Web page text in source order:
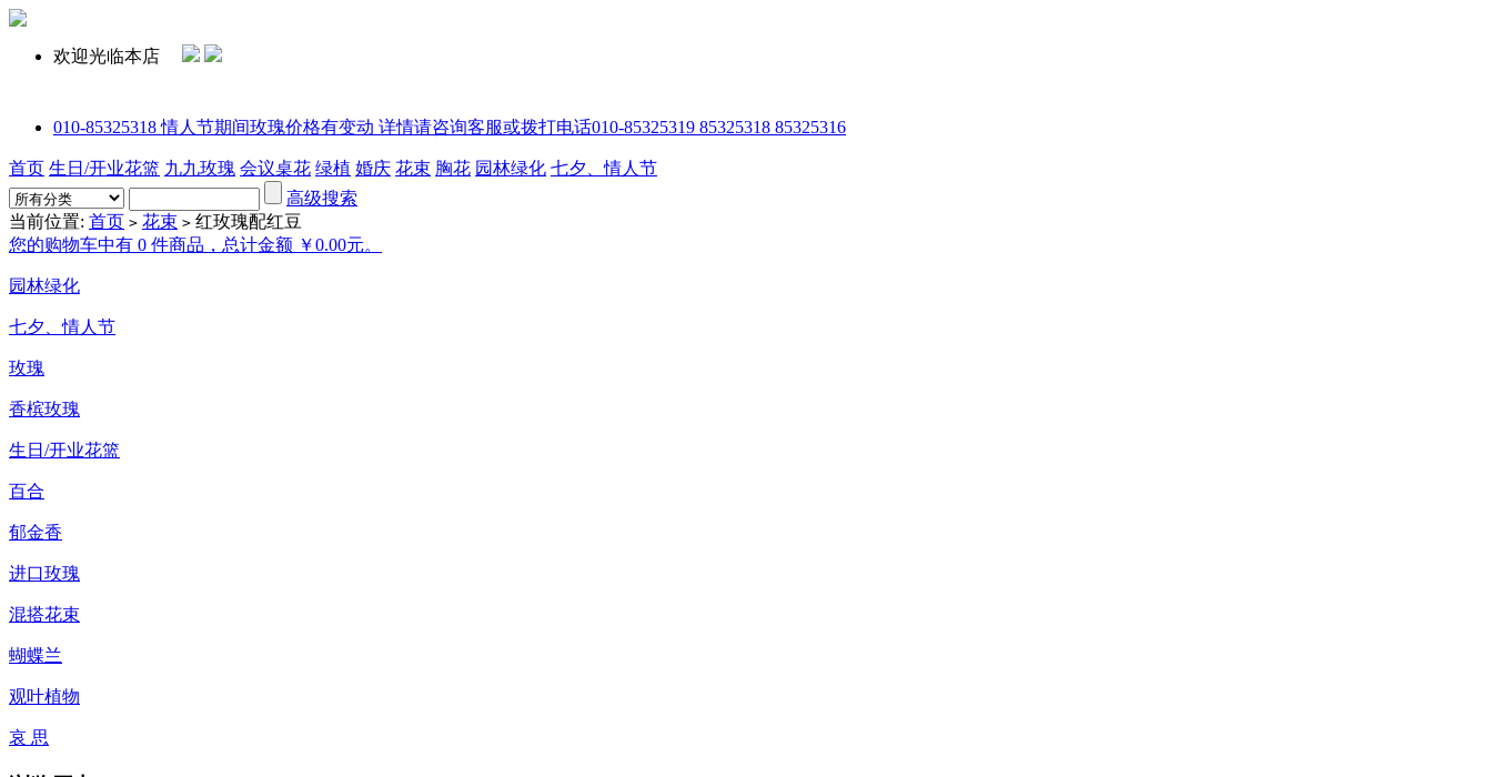
欢迎光临本店
010-85325318 情人节期间玫瑰价格有变动 详情请咨询客服或拨打电话010-85325319 85325318 85325316
首页 生日/开业花篮 九九玫瑰 会议桌花 绿植 婚庆 花束 胸花 园林绿化 七夕、情人节
高级搜索
当前位置: 首页 > 花束 > 红玫瑰配红豆
您的购物车中有 0 件商品，总计金额 ￥0.00元。
园林绿化
七夕、情人节
玫瑰
香槟玫瑰
生日/开业花篮
百合
郁金香
进口玫瑰
混搭花束
蝴蝶兰
观叶植物
哀 思